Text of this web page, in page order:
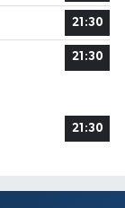
21:30
21:30
21:30